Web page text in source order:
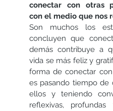
conectar con otras
con el medio que nos
Son muchos los
concluyen que
demás contribuye a
vida se más feliz y
forma de conectar
es pasando tiempo de
ellos y teniendo
reflexivas,